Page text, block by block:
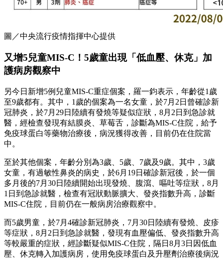
圖／中央流行疫情指揮中心提供
又增5兒童MIS-C！5歲童出現「低血壓、休克」加
護病房觀察中
另今日新增5例兒童MIS-C重症個案，羅一鈞表示，年齡從1歲
至9歲都有。其中，1歲的個案為一名女童，於7月2日曾確診新
冠肺炎，於7月29日陸續有發燒等疑似症狀，8月2日到急診就
醫，經檢查發現有結膜炎、草莓舌，診斷為MIS-C住院，給予
免疫球蛋白等藥物治療後，病況獲得改善，目前仍在住院當
中。
至於其他個案，年齡分別為3歲、5歲、7歲及9歲。其中，3歲
女童，有過敏性鼻炎的病史，於6月19日確診新冠後，於一個
多月後的7月30日陸續開始出現發燒、腹瀉、嘔吐等症狀，8月
1日到急診就醫，檢查有冠狀動脈擴大、發炎指數升高，診斷
MIS-C住院，目前仍在一般病房治療觀察中。
而5歲男童，於7月4確診新冠肺炎，7月30日陸續有發燒、皮疹
等症狀，8月2日到急診就醫，發現有血壓偏低、發炎指數升高
等較嚴重的症狀，經診斷疑似MIS-C住院，隔日8月3日因低血
壓、休克轉入加護病房，使用免疫球蛋白及升壓劑治療後病況